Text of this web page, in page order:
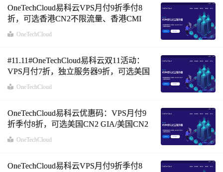
OneTechCloud易科云VPS月付9折季付8
折，可选香港CN2不限流量、香港CMI
1Gbps大带宽、美国CN2原生IP、美国
OneTechCloud
#11.11#OneTechCloud易科云双11活动：
VPS月付7折，独立服务器9折，可选美国
双向CN2、香港双向CN2、香港CMI线路
OneTechCloud
OneTechCloud易科云优惠码：VPS月付9
折季付8折，可选美国CN2 GIA/美国CN2
GIA高防、香港CN2/香港BGP线路
OneTechCloud
OneTechCloud易科云VPS月付9折季付8